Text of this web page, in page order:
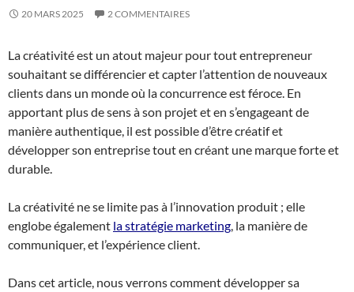
20 MARS 2025 2 COMMENTAIRES
La créativité est un atout majeur pour tout entrepreneur
souhaitant se différencier et capter l’attention de nouveaux
clients dans un monde où la concurrence est féroce. En
apportant plus de sens à son projet et en s’engageant de
manière authentique, il est possible d’être créatif et
développer son entreprise tout en créant une marque forte et
durable.
La créativité ne se limite pas à l’innovation produit ; elle
englobe également la stratégie marketing, la manière de
communiquer, et l’expérience client.
Dans cet article, nous verrons comment développer sa